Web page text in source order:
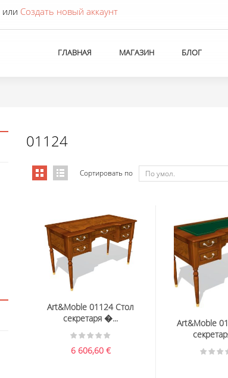
или Создать новый аккаунт
ГЛАВНАЯ МАГАЗИН БЛОГ
01124
Сортировать по По умол.
Art&Moble 01124 Стол
секретаря �...
6 606,60 €
Art&Moble